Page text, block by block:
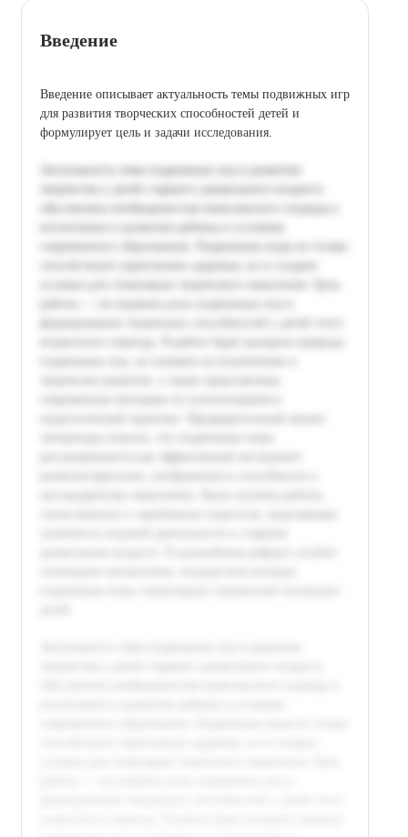
Введение
Введение описывает актуальность темы подвижных игр
для развития творческих способностей детей и
формулирует цель и задачи исследования.